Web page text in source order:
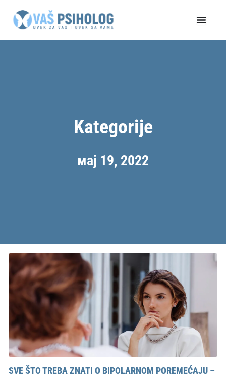
Kategorije
мај 19, 2022
SVE ŠTO TREBA ZNATI O BIPOLARNOM POREMEĆAJU –